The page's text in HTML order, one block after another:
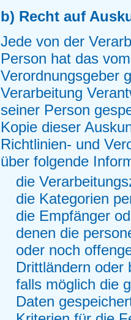
b) Recht auf
Jede von der
Person hat das
Verordnungsgeber
Verarbeitung
seiner Person
Kopie dieser
Richtlinien- und
über folgende
die
die Kategorien
die Empfänger
denen die
oder noch
Drittländern oder
falls möglich die
Daten